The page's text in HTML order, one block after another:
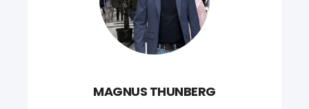
MAGNUS THUNBERG